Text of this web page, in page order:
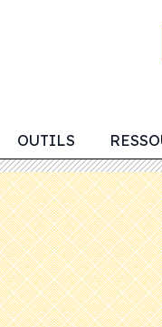
OUTILSBASED